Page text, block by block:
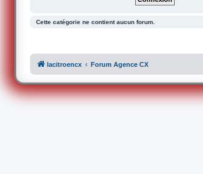
Cette catégorie ne contient aucun forum.
lacitroencx Forum Agence CX